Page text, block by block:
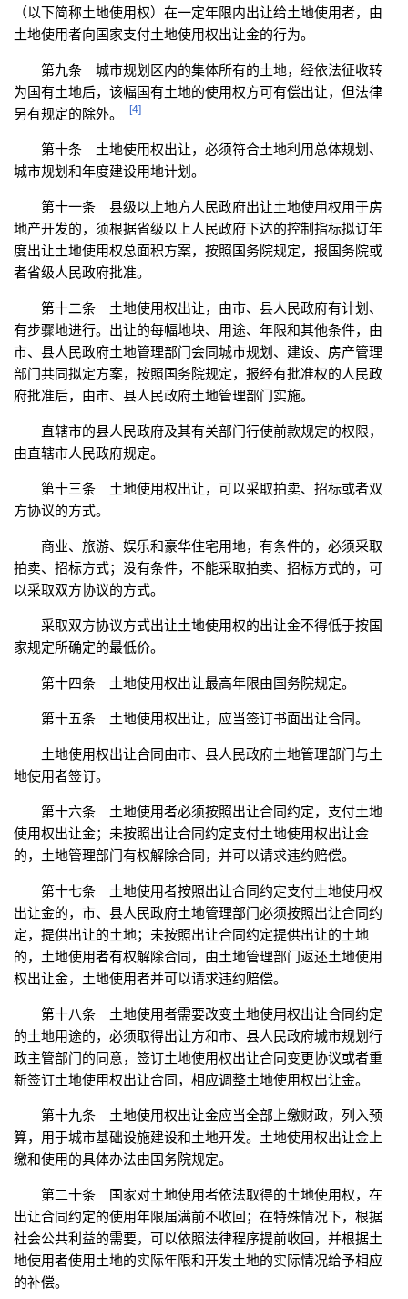
（以下简称土地使用权）在一定年限内出让给土地使用者，由
土地使用者向国家支付土地使用权出让金的行为。
第九条 城市规划区内的集体所有的土地，经依法征收转
为国有土地后，该幅国有土地的使用权方可有偿出让，但法律
另有规定的除外。
[4]
第十条 土地使用权出让，必须符合土地利用总体规划、
城市规划和年度建设用地计划。
第十一条 县级以上地方人民政府出让土地使用权用于房
地产开发的，须根据省级以上人民政府下达的控制指标拟订年
度出让土地使用权总面积方案，按照国务院规定，报国务院或
者省级人民政府批准。
第十二条 土地使用权出让，由市、县人民政府有计划、
有步骤地进行。出让的每幅地块、用途、年限和其他条件，由
市、县人民政府土地管理部门会同城市规划、建设、房产管理
部门共同拟定方案，按照国务院规定，报经有批准权的人民政
府批准后，由市、县人民政府土地管理部门实施。
直辖市的县人民政府及其有关部门行使前款规定的权限，
由直辖市人民政府规定。
第十三条 土地使用权出让，可以采取拍卖、招标或者双
方协议的方式。
商业、旅游、娱乐和豪华住宅用地，有条件的，必须采取
拍卖、招标方式；没有条件，不能采取拍卖、招标方式的，可
以采取双方协议的方式。
采取双方协议方式出让土地使用权的出让金不得低于按国
家规定所确定的最低价。
第十四条 土地使用权出让最高年限由国务院规定。
第十五条 土地使用权出让，应当签订书面出让合同。
土地使用权出让合同由市、县人民政府土地管理部门与土
地使用者签订。
第十六条 土地使用者必须按照出让合同约定，支付土地
使用权出让金；未按照出让合同约定支付土地使用权出让金
的，土地管理部门有权解除合同，并可以请求违约赔偿。
第十七条 土地使用者按照出让合同约定支付土地使用权
出让金的，市、县人民政府土地管理部门必须按照出让合同约
定，提供出让的土地；未按照出让合同约定提供出让的土地
的，土地使用者有权解除合同，由土地管理部门返还土地使用
权出让金，土地使用者并可以请求违约赔偿。
第十八条 土地使用者需要改变土地使用权出让合同约定
的土地用途的，必须取得出让方和市、县人民政府城市规划行
政主管部门的同意，签订土地使用权出让合同变更协议或者重
新签订土地使用权出让合同，相应调整土地使用权出让金。
第十九条 土地使用权出让金应当全部上缴财政，列入预
算，用于城市基础设施建设和土地开发。土地使用权出让金上
缴和使用的具体办法由国务院规定。
第二十条 国家对土地使用者依法取得的土地使用权，在
出让合同约定的使用年限届满前不收回；在特殊情况下，根据
社会公共利益的需要，可以依照法律程序提前收回，并根据土
地使用者使用土地的实际年限和开发土地的实际情况给予相应
的补偿。